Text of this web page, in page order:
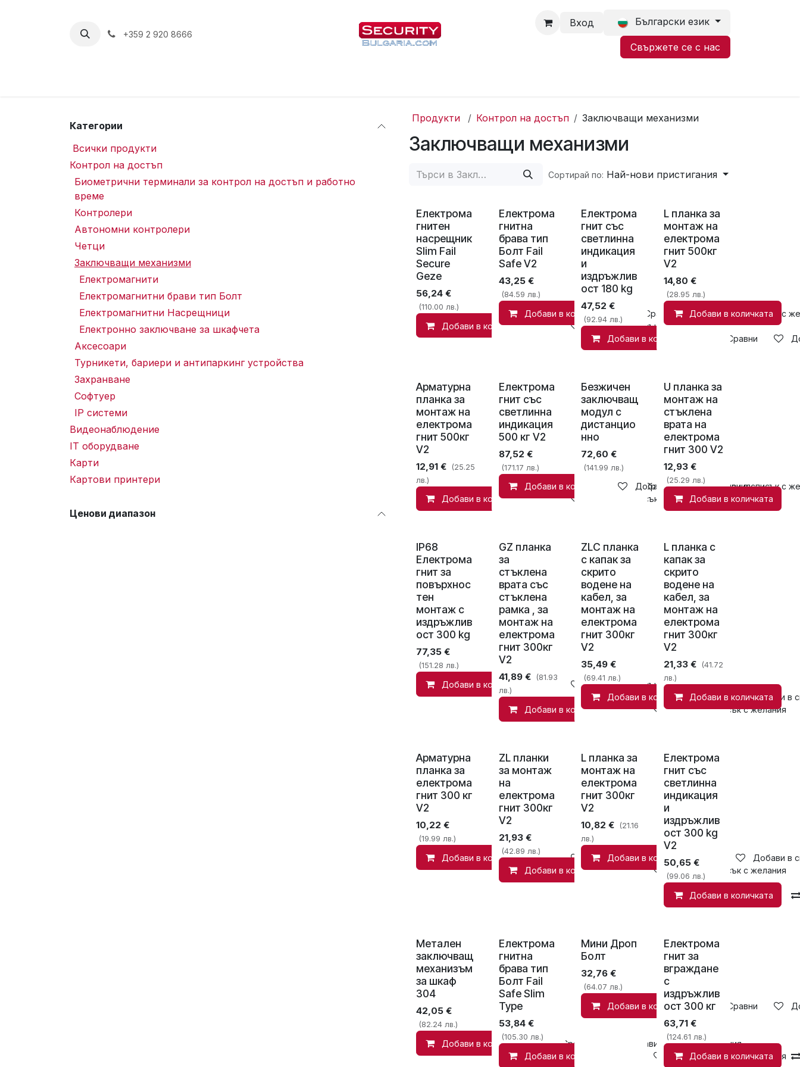
+359 2 920 8666
Вход Български език
Свържете се с нас
Категории
Всички продукти
Контрол на достъп
Биометрични терминали за контрол на достъп и работно
време
Контролери
Автономни контролери
Четци
Заключващи механизми
Електромагнити
Електромагнитни брави тип Болт
Електромагнитни Насрещници
Електронно заключване за шкафчета
Аксесоари
Турникети, бариери и антипаркинг устройства
Захранване
Софтуер
IP системи
Видеонаблюдение
IT оборудване
Карти
Картови принтери
Ценови диапазон
Продукти Контрол на достъп Заключващи механизми
Заключващи механизми
Сортирай по: Най-нови пристигания
Електрома
гнитен
насрещник
Slim Fail
Secure
Geze
56,24€
(110.00 лв.)
Добави в количката Добави в списък с желания
Електрома
гнитна
брава тип
Болт Fail
Safe V2
43,25€
(84.59 лв.)
Добави в количката Сравни Добави в списък с
Електрома
гнит със
светлинна
индикация
и
издръжлив
ост 180 kg
47,52 €
(92.94 лв.)
Добави в количката Сравни
L планка за
монтаж на
електрома
гнит 500кг
V2
14,80 €
(28.95 лв.)
Добави в количката
Арматурна
планка за
монтаж на
електрома
гнит 500кг
V2
12,91€
(25.25
лв.)
Добави в количката Добави в списък с желания
Електрома
гнит със
светлинна
индикация
500 кг V2
87,52 €
(171.17 лв.)
Добави в количката Сравни Добави в списък с
Безжичен
заключващ
модул с
дистанцио
нно
72,60 €
(141.99 лв.)
Добави в списък с желания
U планка за
монтаж на
стъклена
врата на
електрома
гнит 300 V2
12,93 €
(25.29 лв.)
Добави в количката
IP68
Електрома
гнит за
повърхнос
тен
монтаж с
издръжлив
ост 300 kg
77,35€
(151.28 лв.)
Добави в количката Добави в списък с желания
GZ планка
за
стъклена
врата със
стъклена
рамка , за
монтаж на
електрома
гнит 300кг
V2
41,89€
(81.93
лв.)
Добави в количката Добави в списък с желания
ZLC планка
с капак за
скрито
водене на
кабел, за
монтаж на
електрома
гнит 300кг
V2
35,49 €
(69.41 лв.)
Добави в количката Добави в
L планка с
капак за
скрито
водене на
кабел, за
монтаж на
електрома
гнит 300кг
V2
21,33 €
(41.72
лв.)
Добави в количката
Арматурна
планка за
електрома
гнит 300 кг
V2
10,22 €
(19.99 лв.)
Добави в количката Добави в списък с желания
ZL планки
за монтаж
на
електрома
гнит 300кг
V2
21,93€
(42.89 лв.)
Добави в количката Добави в списък с желания
L планка за
монтаж на
електрома
гнит 300кг
V2
10,82 €
(21.16
лв.)
Добави в количката Добави в
Електрома
гнит със
светлинна
индикация
и
издръжлив
ост 300 kg
V2
50,65 €
(99.06 лв.)
Добави в количката
Метален
заключващ
механизъм
за шкаф
304
42,05€
(82.24 лв.)
Добави в количката Сравни Добави в списък с желания
Електрома
гнитна
брава тип
Болт Fail
Safe Slim
Type
53,84€
(105.30 лв.)
Добави в количката Добави в списък с желания
Мини Дроп
Болт
32,76 €
(64.07 лв.)
Добави в количката Сравни
Електрома
гнит за
вграждане
с
издръжлив
ост 300 кг
63,71 €
(124.61 лв.)
Добави в количката